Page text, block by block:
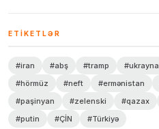
ETIKETLƏR
#iran #abş #tramp #ukrayna
#hörmüz
#neft #ermənistan
#paşinyan
#zelenski #qazax
#putin
#ÇİN #Türkiyə